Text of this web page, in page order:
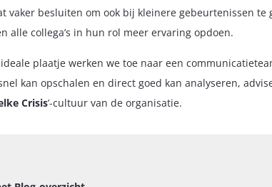
besluiten om ook bij kleinere gebeurtenissen te
alle collega’s in hun rol meer ervaring opdoen.
plaatje werken we toe naar een
kan opschalen en direct goed kan analyseren,
Crisis’-cultuur van de organisatie.